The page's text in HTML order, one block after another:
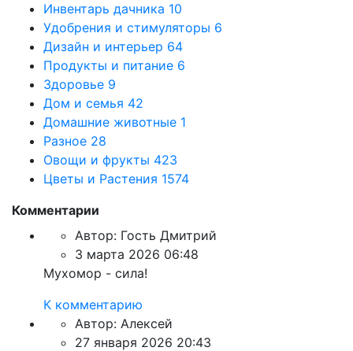
Инвентарь дачника 10
Удобрения и стимуляторы 6
Дизайн и интерьер 64
Продукты и питание 6
Здоровье 9
Дом и семья 42
Домашние животные 1
Разное 28
Овощи и фрукты 423
Цветы и Растения 1574
Комментарии
Автор: Гость Дмитрий
3 марта 2026 06:48
Мухомор - сила!
К комментарию
Автор: Алексей
27 января 2026 20:43